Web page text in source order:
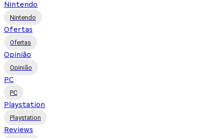
Nintendo
Nintendo
Ofertas
Ofertas
Opinião
Opinião
PC
PC
Playstation
Playstation
Reviews